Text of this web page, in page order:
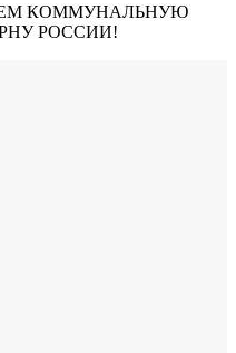
КОММУНАЛЬНУЮ
РОССИИ!